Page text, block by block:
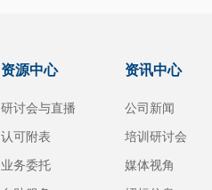
资源中心
研讨会与直播
认可附表
业务委托
资讯中心
公司新闻
培训研讨会
媒体视角